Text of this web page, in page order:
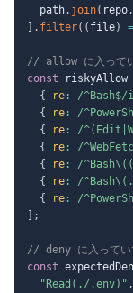
  path
. join( repo,
. filter( ( file)
// allow に入ってい
const riskyAllow
{
re : /^Bash$/i
{
re : /
{
re : /
{
re : /
{
re : /
{
re : /
{
re : /
;
// deny に入ってい
const
"Read(./.env)" ,